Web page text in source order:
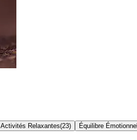
Activités Relaxantes(23) Équilibre Émotionnel